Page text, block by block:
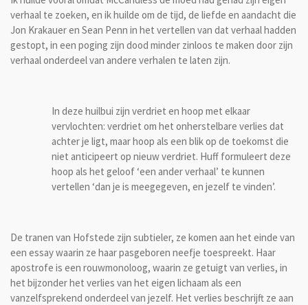
verhaal te zoeken, en ik huilde om de tijd, de liefde en aandacht die
Jon Krakauer en Sean Penn in het vertellen van dat verhaal hadden
gestopt, in een poging zijn dood minder zinloos te maken door zijn
verhaal onderdeel van andere verhalen te laten zijn.
In deze huilbui zijn verdriet en hoop met elkaar
vervlochten: verdriet om het onherstelbare verlies dat
achter je ligt, maar hoop als een blik op de toekomst die
niet anticipeert op nieuw verdriet. Huff formuleert deze
hoop als het geloof ‘een ander verhaal’ te kunnen
vertellen ‘dan je is meegegeven, en jezelf te vinden’.
De tranen van Hofstede zijn subtieler, ze komen aan het einde van
een essay waarin ze haar pasgeboren neefje toespreekt. Haar
apostrofe is een rouwmonoloog, waarin ze getuigt van verlies, in
het bijzonder het verlies van het eigen lichaam als een
vanzelfsprekend onderdeel van jezelf. Het verlies beschrijft ze aan